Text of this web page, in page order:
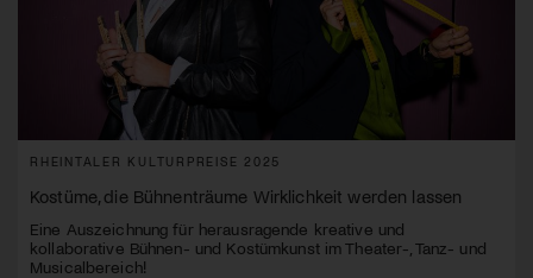
RHEINTALER KULTURPREISE 2025
Kostüme, die Bühnenträume Wirklichkeit werden lassen
Eine Auszeichnung für herausragende kreative und
kollaborative Bühnen- und Kostümkunst im Theater-, Tanz- und
Musicalbereich!